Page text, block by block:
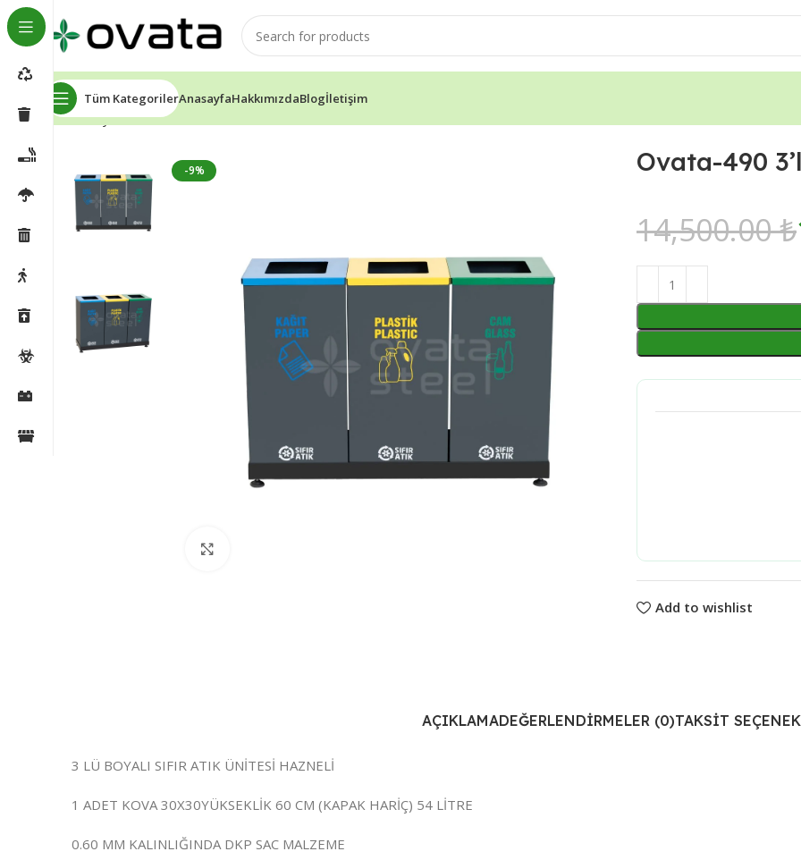
Tüm KategorilerAnasayfaHakkımızdaBlogİletişim
Ana Sayfa Sıfır Atık Kutuları
-9% Ovata-490
14,500.00₺
Add to wishlist
AÇIKLAMADEĞERLENDIRMELER (0)TAKSIT
3 LÜ BOYALI SIFIR ATIK ÜNİTESİ HAZNELİ
1 ADET KOVA 30X30YÜKSEKLİK 60 CM (KAPAK HARİÇ) 54 LİTRE
0.60 MM KALINLIĞINDA DKP SAC MALZEME